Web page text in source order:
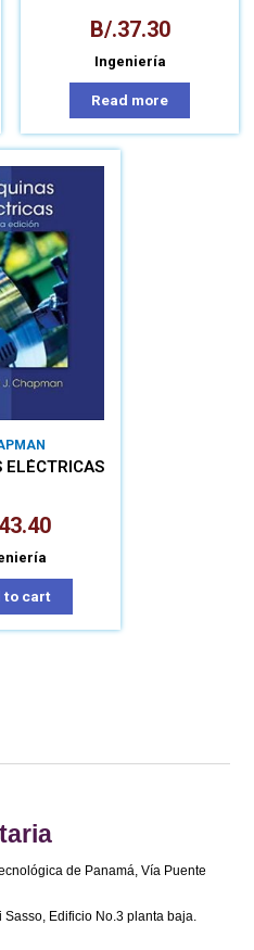
B/.37.30
Ingeniería
Read more
ELÉCTRICAS
43.40
to cart
de Panamá, Vía Puente
Edificio No.3 planta baja.